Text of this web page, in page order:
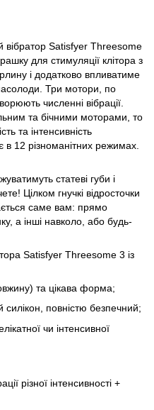
вібратор Satisfyer Threesome
для стимуляції клітора з
і додатково впливатиме
Три мотори, по
численні вібрації.
та бічними моторами, то
та інтенсивність
12 різноманітних режимах.
статеві губи і
Цілком гнучкі відросточки
саме вам: прямо
а інші навколо, або будь-
Satisfyer Threesome 3 із
та цікава форма;
повністю безпечний;
чи інтенсивної
різної інтенсивності +